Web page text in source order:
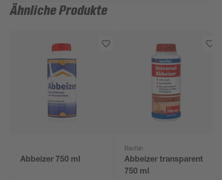
Ähnliche Produkte
Abbeizer 750 ml
Baufan
Abbeizer transparent
750 ml